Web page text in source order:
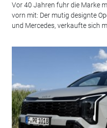
Vor 40 Jahren fuhr die Marke
vorn mit: Der mutig designte
und Mercedes, verkaufte sich